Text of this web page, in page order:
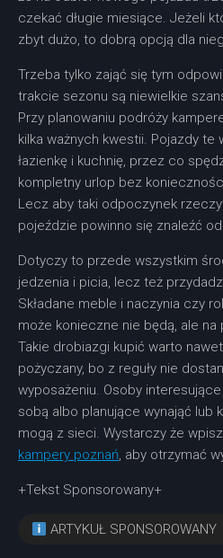
czekać długie miesiące. Jeżeli
zbyt dużo, to dobrą opcją dla
Trzeba tylko zająć się tym
trakcie sezonu są niewielkie
Przy planowaniu podróży
kilka ważnych kwestii. Pojazdy te
łazienkę i kuchnię, przez co
kompletny urlop bez
Lecz aby taki odpoczynek
pojeździe powinno się znaleźć
Dotyczy to przede wszystkim
jedzenia i picia, lecz też
Składane meble i naczynia czy
może konieczne nie będą, ale
Takie drobiazgi kupić warto
pożyczany, bo z reguły nie
wyposażeniu. Osoby
sobą albo planujące wynająć lub
mogą z sieci. Wystarczy że
kampery poznań, aby otrzymać
+Tekst Sponsorowany+
ARTYKUŁ SPONSOROWANY